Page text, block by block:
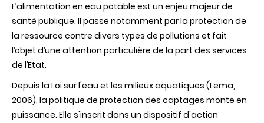
captages
les
pollutions
diffuses
agricoles
un
centre
de
ressources.
L’alimentation en eau potable est un enjeu majeur de
santé publique. Il passe notamment par la protection de
la ressource contre divers types de pollutions et fait
l’objet d’une attention particulière de la part des services
de l’Etat.
Depuis la Loi sur l'eau et les milieux aquatiques (Lema,
2006), la politique de protection des captages monte en
puissance. Elle s'inscrit dans un dispositif d'action